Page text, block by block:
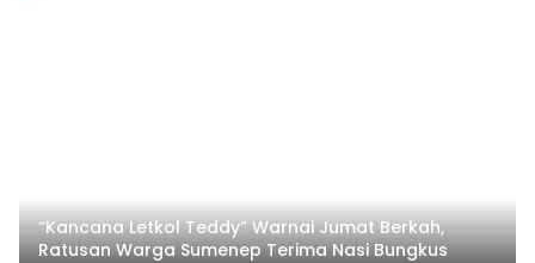
“Kancana Letkol Teddy” Warnai Jumat Berkah,
Ratusan Warga Sumenep Terima Nasi Bungkus